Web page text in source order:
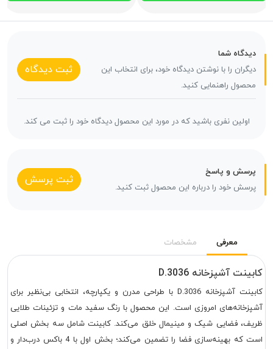
دیدگاه شما
دیگران را با نوشتن دیدگاه خود، برای انتخاب این
محصول راهنمایی کنید.
ثبت دیدگاه
اولین نفری باشید که در مورد این محصول دیدگاه خود را ثبت می کند.
پرسش و پاسخ
پرسش خود را درباره این محصول ثبت کنید.
ثبت پرسش
معرفی مشخصات
کابینت آشپزخانه D.3036
کابینت آشپزخانه D.3036 با طراحی مدرن و یکپارچه، انتخابی بی‌نظیر برای
آشپزخانه‌های امروزی است. این محصول با رنگ سفید مات و تزئینات طلایی
ظریف، فضایی شیک و مینیمال خلق می‌کند. کابینت شامل سه بخش اصلی
است که بهینه‌سازی فضا را تضمین می‌کند؛ بخش اول با 4 باکس درب‌دار و